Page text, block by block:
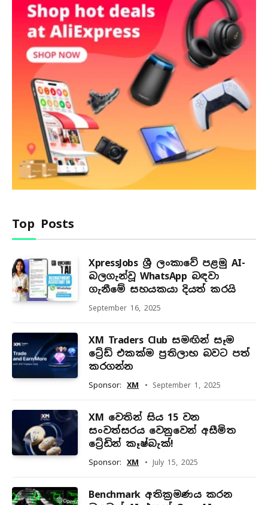
Top Posts
XpressJobs ශ්‍රී ලංකාවේ පළමු AI-
බලගැන්වූ WhatsApp බඳවා
ගැනීමේ සහයකයා දියත් කරයි
September 16, 2025
XM Traders Club සමඟින් සෑම
ට්‍රේඩ් එකක්ම ප්‍රතිලාභ බවට පත්
කරගන්න
Sponsor: XM September 1, 2025
XM වෙතින් සිය 15 වන
සංවත්සරය වෙනුවෙන් අසීමිත
ට්‍රේඩින් කෑෂ්බැක්!
Sponsor: XM July 15, 2025
Benchmark අතික්‍රමණය කරන